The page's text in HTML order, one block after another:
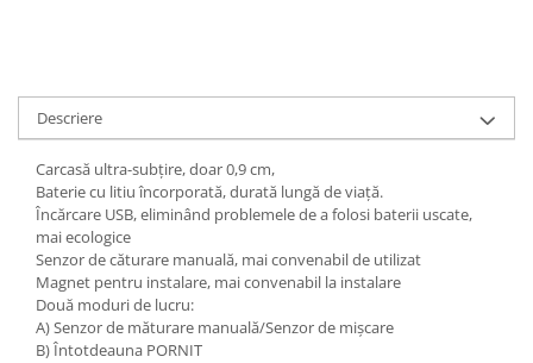
Descriere
Carcasă ultra-subțire, doar 0,9 cm,
Baterie cu litiu încorporată, durată lungă de viață.
Încărcare USB, eliminând problemele de a folosi baterii uscate,
mai ecologice
Senzor de căturare manuală, mai convenabil de utilizat
Magnet pentru instalare, mai convenabil la instalare
Două moduri de lucru:
A) Senzor de măturare manuală/Senzor de mișcare
B) Întotdeauna PORNIT